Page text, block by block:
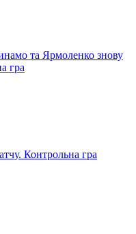
та Ярмоленко знову
гра
Контрольна гра